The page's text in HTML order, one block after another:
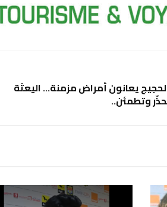
الحجيج يعانون أمراض مزمنة… اليعثة
وتطمئن..